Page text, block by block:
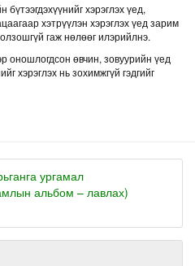
бүтээгдэхүүнийг хэрэглэх үед,
хэтрүүлэн хэрэглэх үед зарим
гаж нөлөөг илэрийлнэ.
оношлогдсон өвчин, зовуурийн үед
хэрэглэх нь зохимжгүй гэдгийг
ургамал
альбом – лавлах)